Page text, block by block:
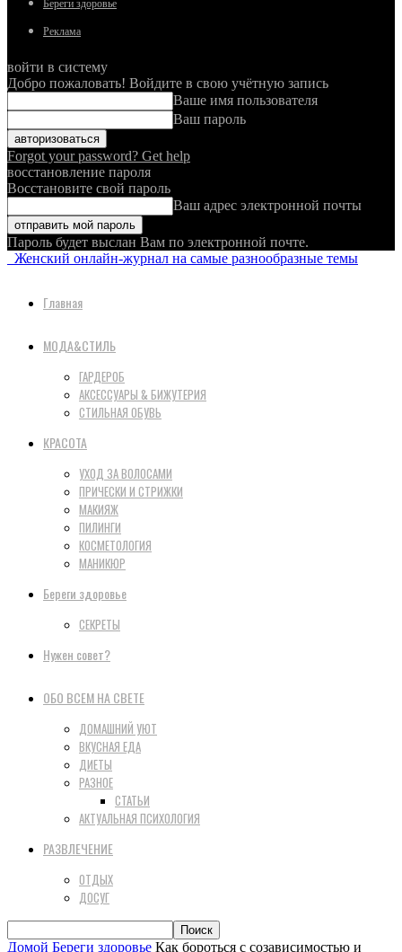
Береги здоровье
Реклама
войти в систему
Добро пожаловать! Войдите в свою учётную запись
Ваше имя пользователя
Ваш пароль
Forgot your password? Get help
восстановление пароля
Восстановите свой пароль
Ваш адрес электронной почты
Пароль будет выслан Вам по электронной почте.
Женский онлайн-журнал на самые разнообразные темы
Главная
МОДА&СТИЛЬ
ГАРДЕРОБ
АКСЕССУАРЫ & БИЖУТЕРИЯ
СТИЛЬНАЯ ОБУВЬ
КРАСОТА
УХОД ЗА ВОЛОСАМИ
ПРИЧЕСКИ И СТРИЖКИ
МАКИЯЖ
ПИЛИНГИ
КОСМЕТОЛОГИЯ
МАНИКЮР
Береги здоровье
СЕКРЕТЫ
Нужен совет?
ОБО ВСЕМ НА СВЕТЕ
ДОМАШНИЙ УЮТ
ВКУСНАЯ ЕДА
ДИЕТЫ
РАЗНОЕ
СТАТЬИ
АКТУАЛЬНАЯ ПСИХОЛОГИЯ
РАЗВЛЕЧЕНИЕ
ОТДЫХ
ДОСУГ
Домой Береги здоровье Как бороться с созависимостью и